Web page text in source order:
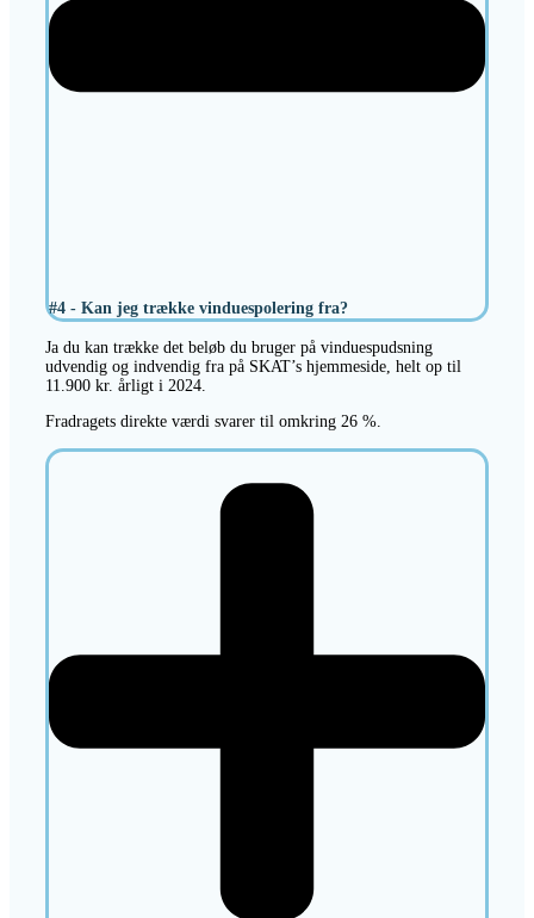
#4 - Kan jeg trække vinduespolering fra?
Ja du kan trække det beløb du bruger på vinduespudsning
udvendig og indvendig fra på SKAT’s hjemmeside, helt op til
11.900 kr. årligt i 2024.
Fradragets direkte værdi svarer til omkring 26 %.